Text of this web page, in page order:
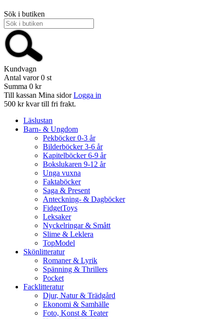
Sök i butiken
Kundvagn
Antal varor 0 st
Summa 0 kr
Till kassan Mina sidor Logga in
500 kr kvar till fri frakt.
Läslustan
Barn- & Ungdom
Pekböcker 0-3 år
Bilderböcker 3-6 år
Kapitelböcker 6-9 år
Bokslukaren 9-12 år
Unga vuxna
Faktaböcker
Saga & Present
Anteckning- & Dagböcker
FidgetToys
Leksaker
Nyckelringar & Smått
Slime & Leklera
TopModel
Skönlitteratur
Romaner & Lyrik
Spänning & Thrillers
Pocket
Facklitteratur
Djur, Natur & Trädgård
Ekonomi & Samhälle
Foto, Konst & Teater